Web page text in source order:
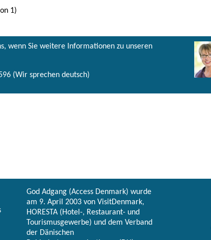
1)
wenn Sie weitere Informationen zu unseren
(Wir sprechen deutsch)
God Adgang (Access Denmark) wurde
am 9. April 2003 von VisitDenmark,
HORESTA (Hotel-, Restaurant- und
Tourismusgewerbe) und dem Verband
der Dänischen